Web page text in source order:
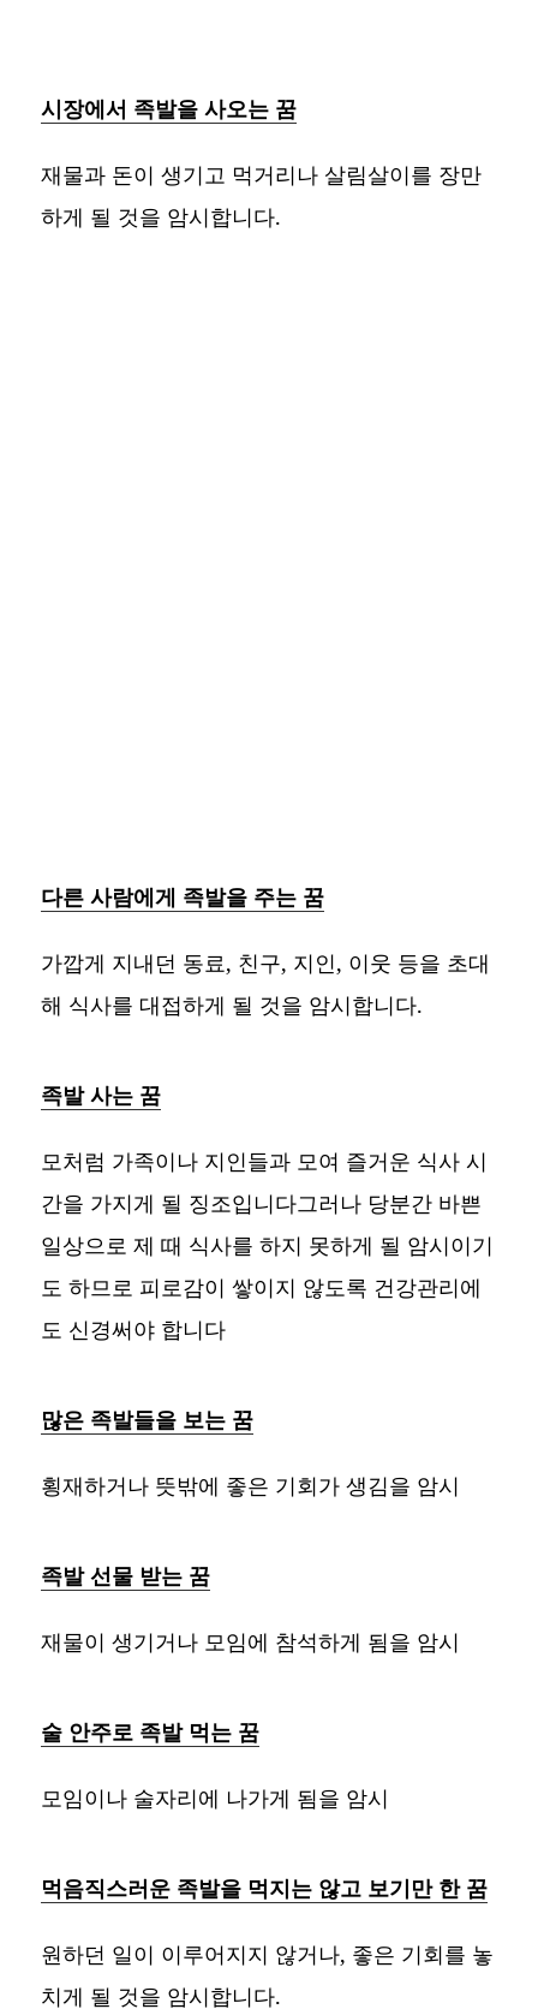
시장에서 족발을 사오는 꿈
재물과 돈이 생기고 먹거리나 살림살이를 장만
하게 될 것을 암시합니다.
다른 사람에게 족발을 주는 꿈
가깝게 지내던 동료, 친구, 지인, 이웃 등을 초대
해 식사를 대접하게 될 것을 암시합니다.
족발 사는 꿈
모처럼 가족이나 지인들과 모여 즐거운 식사 시
간을 가지게 될 징조입니다그러나 당분간 바쁜
일상으로 제 때 식사를 하지 못하게 될 암시이기
도 하므로 피로감이 쌓이지 않도록 건강관리에
도 신경써야 합니다
많은 족발들을 보는 꿈
횡재하거나 뜻밖에 좋은 기회가 생김을 암시
족발 선물 받는 꿈
재물이 생기거나 모임에 참석하게 됨을 암시
술 안주로 족발 먹는 꿈
모임이나 술자리에 나가게 됨을 암시
먹음직스러운 족발을 먹지는 않고 보기만 한 꿈
원하던 일이 이루어지지 않거나, 좋은 기회를 놓
치게 될 것을 암시합니다.